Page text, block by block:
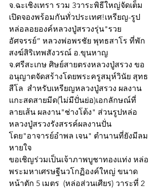
จ.ฉะเชิงเทรา รวม 3วาระพิธีใหญ่จัดเต็ม
เปิดจองพร้อมกันทั่วประเทศ!เหรียญ-รูป
หล่อลอยองค์หลวงปู่สรวงรุ่น"รวย
อัศจรรย์” หลวงพ่อพรชัย พุทธสาโร ที่พัก
สงฆ์สิริเทพสังวรณ์ อ.ขุนหาญ
จ.ศรีสะเกษ ศิษย์สายตรงหลวงปู่สรวง ขอ
อนุญาตจัดสร้างโดยพระครูสมุห์วินัย สุทธ
สีโล  สำหรับเหรียญหลวงปู่สรวง ผลงาน
แกะสดสายมีด(ไม่มีปั่นย่อ)เอกลักษณ์ที่
ลายเส้น ผลงาน"ช่างโต้ง" ส่วนรูปหล่อ
หลวงปู่สรวงรังสรรค์ผลงานปั่น
โดย"อาจารย์อำพล เจน" ตำนานที่ยังมีลม
หายใจ
ขอเชิญร่วมเป็นเจ้าภาพบูชาทองแท่ง หล่อ
พระมหาเศรษฐีนวโกฏิองค์ใหญ่ ขนาด
หน้าตัก 5 เมตร  (หล่อส่วนเศียร) วาระที่ 2